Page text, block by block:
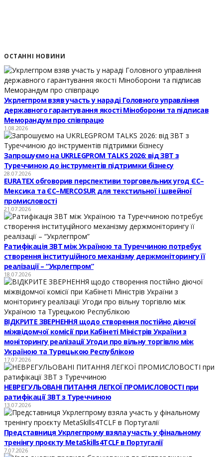
ОСТАННІ НОВИНИ
Укрлегпром взяв участь у нараді Головного управління
державного гарантування якості Міноборони та підписав
Меморандум про співпрацю
1.08.2026
Запрошуємо на UKRLEGPROM TALKS 2026: від ЗВТ з
Туреччиною до інструментів підтримки бізнесу
28.07.2026
EURATEX обговорив перспективи торговельних угод ЄС–
Мексика та ЄС–MERCOSUR для текстильної і швейної
промисловості
21.07.2026
Ратифікація ЗВТ між Україною та Туреччиною потребує
створення інституційного механізму держмоніторингу її
реалізації – “Укрлегпром”
18.07.2026
ВІДКРИТЕ ЗВЕРНЕННЯ щодо створення постійно діючої
міжвідомчої комісії при Кабінеті Міністрів України з
моніторингу реалізації Угоди про вільну торгівлю між
Україною та Турецькою Республікою
17.07.2026
НЕВРЕГУЛЬОВАНІ ПИТАННЯ ЛЕГКОЇ ПРОМИСЛОВОСТІ при
ратифікації ЗВТ з Туреччиною
13.07.2026
Представниця Укрлегпрому взяла участь у фінальному
тренінгу проєкту MetaSkills4TCLF в Португалії
7.07.2026